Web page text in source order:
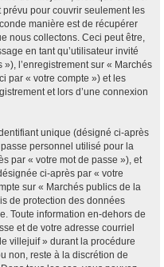
pour couvrir seulement les
manière est de récupérer
nous collectons. Ceci peut être,
en tant qu’utilisateur invité
l’enregistrement sur « Marchés
par « votre compte ») et les
et lors d’une connexion
unique (désigné ci-après
personnel utilisé pour la
par « votre mot de passe »), et
ci-après par « votre
sur « Marchés publics de la
de protection des données
Toute information en-dehors de
et de votre adresse courriel
villejuif » durant la procédure
non, reste à la discrétion de